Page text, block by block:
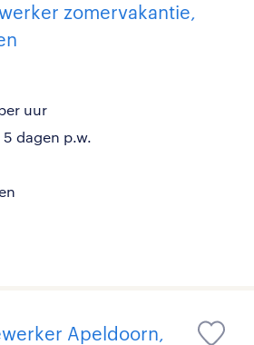
zomervakantie,
uur
dagen p.w.
Apeldoorn,